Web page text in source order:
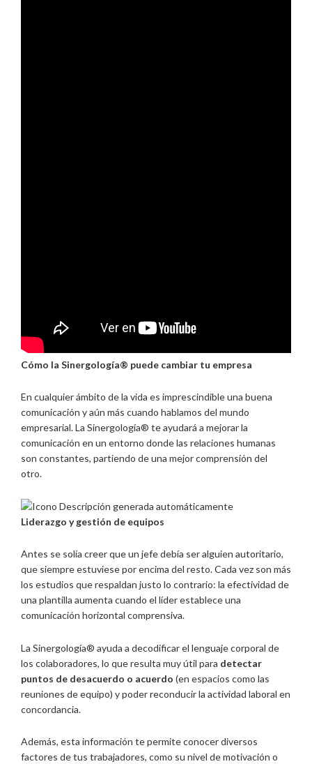
Cómo la Sinergología® puede cambiar tu empresa
En cualquier ámbito de la vida es imprescindible una buena
comunicación y aún más cuando hablamos del mundo
empresarial. La Sinergología® te ayudará a mejorar la
comunicación en un entorno donde las relaciones humanas
son constantes, partiendo de una mejor comprensión del
otro.
Liderazgo y gestión de equipos
Antes se solía creer que un jefe debía ser alguien autoritario,
que siempre estuviese por encima del resto. Cada vez son más
los estudios que respaldan justo lo contrario: la efectividad de
una plantilla aumenta cuando el líder establece una
comunicación horizontal comprensiva.
La Sinergología® ayuda a decodificar el lenguaje corporal de
los colaboradores, lo que resulta muy útil para detectar
puntos de desacuerdo o acuerdo (en espacios como las
reuniones de equipo) y poder reconducir la actividad laboral en
concordancia.
Además, esta información te permite conocer diversos
factores de tus trabajadores, como su nivel de motivación o